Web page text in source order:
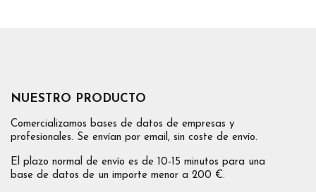
NUESTRO PRODUCTO
Comercializamos bases de datos de empresas y
profesionales. Se envían por email, sin coste de envío.
El plazo normal de envío es de 10-15 minutos para una
base de datos de un importe menor a 200 €.